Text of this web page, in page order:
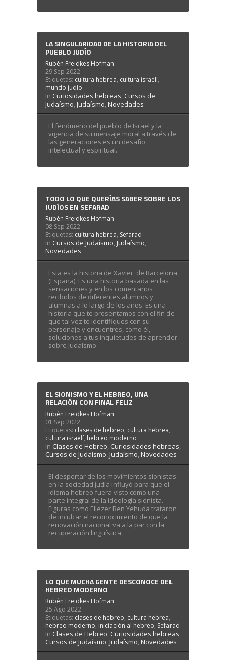
LA SINGULARIDAD DE LA HISTORIA DEL
PUEBLO JUDÍO
Rubén Freidkes Hofman
29 Sep 2022
Etiquetas: cultura hebrea, cultura israelí,
mundo judío
In Curiosidades hebreas, Cursos de
Judaísmo,Judaísmo,Novedades
El fenómeno del pueblo de Israel y la
vigencia de su mensaje moral a través de
las generaciones es un desafío
intelectual y espiritual.
TODO LO QUE QUERÍAS SABER SOBRE LOS
JUDÍOS EN SEFARAD
Rubén Freidkes Hofman
08 Sep 2022
Etiquetas: cultura hebrea, Sefarad
In Cursos de Judaísmo,Judaísmo,
Novedades
Esta es la historia de Xavier, de Barcelona
(España). Es una historia basada en las
sensaciones y en los comentarios
recibidos de diferentes alumnos y
alumnas a lo largo de los años. Es una
historia que te presentamos con el fin de
que tal vez te identifiques con su
personaje y encuentres, como él,
soluciones a tus inquietudes de aprender
sobre judaísmo.
EL SIONISMO Y EL HEBREO, UNA
RELACIÓN CON FINAL FELIZ
Rubén Freidkes Hofman
01 Sep 2022
Etiquetas: clases de hebreo, cultura hebrea,
cultura israelí, hebreo moderno
In Clases de Hebreo, Curiosidades hebreas,
Cursos de Judaísmo,Judaísmo,Novedades
El despertar de los movimientos sionistas
en la sociedad judía influyó para que el
idioma hebreo fuera visto como una
parte integral de la ideología sionista.
Figuras como Eliezer Ben Yehuda trataron
de inculcar el reconocimiento de que la
renovación nacional va a la par con la
recuperación lingüística.
LO QUE MUCHA GENTE DESCONOCE DEL
HEBREO MODERNO
Rubén Freidkes Hofman
25 Ago 2022
Etiquetas: clases de hebreo, cultura hebrea,
hebreo moderno, iniciación al hebreo, Sefarad
In Clases de Hebreo, Curiosidades hebreas,
Cursos de Judaísmo,Judaísmo,Novedades